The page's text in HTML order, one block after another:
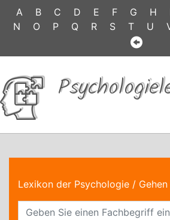
A B C D E F G H
N
O P Q R S T U
Lexikon der Psychologie / Gehen